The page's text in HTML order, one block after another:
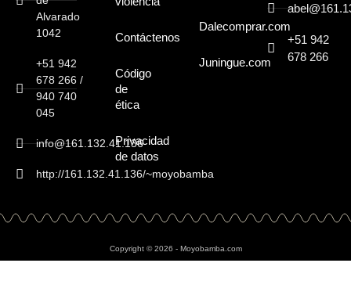
Alvarado
1042
+51 942
678 266 /
940 740
045
info@161.132.41.136
http://161.132.41.136/~moyobamba
Contáctenos
Código
de
ética
Privacidad
de datos
Dalecomprar.com
Juningue.com
+51 942
678 266
Copyright © 2026 - Moyobamba.com